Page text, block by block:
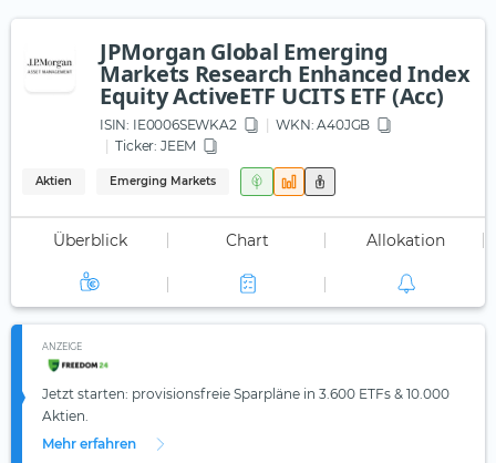
JPMorgan Global Emerging
Markets Research Enhanced Index
Equity ActiveETF UCITS ETF (Acc)
ISIN: IE0006SEWKA2 WKN: A40JGB
Ticker: JEEM
Aktien Emerging Markets
Überblick Chart Allokation
ANZEIGE
Jetzt starten: provisionsfreie Sparpläne in 3.600 ETFs & 10.000
Aktien.
Mehr erfahren